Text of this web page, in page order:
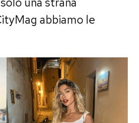
abbiamo le